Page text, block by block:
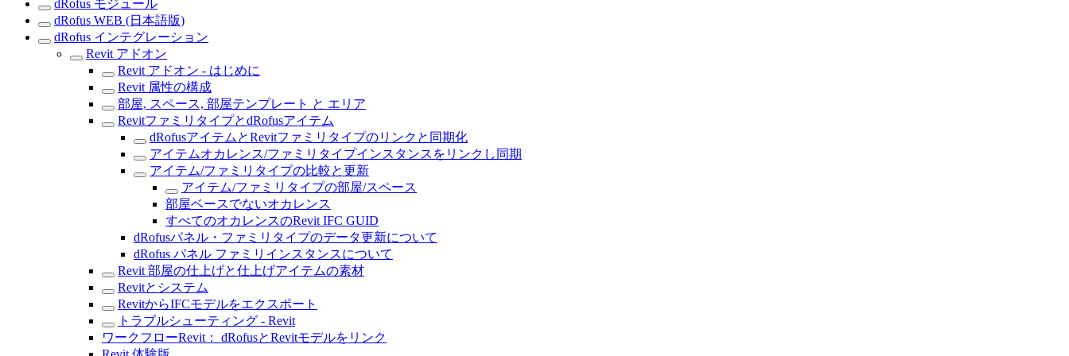
dRofus モジュール
dRofus WEB (日本語版)
dRofus インテグレーション
Revit アドオン
Revit アドオン - はじめに
Revit 属性の構成
部屋, スペース, 部屋テンプレート と エリア
RevitファミリタイプとdRofusアイテム
dRofusアイテムとRevitファミリタイプのリンクと同期化
アイテムオカレンス/ファミリタイプインスタンスをリンクし同期
アイテム/ファミリタイプの比較と更新
アイテム/ファミリタイプの部屋/スペース
部屋ベースでないオカレンス
すべてのオカレンスのRevit IFC GUID
dRofusパネル・ファミリタイプのデータ更新について
dRofus パネル ファミリインスタンスについて
Revit 部屋の仕上げと仕上げアイテムの素材
Revitとシステム
RevitからIFCモデルをエクスポート
トラブルシューティング - Revit
ワークフローRevit： dRofusとRevitモデルをリンク